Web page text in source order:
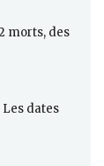
morts, des
Les dates